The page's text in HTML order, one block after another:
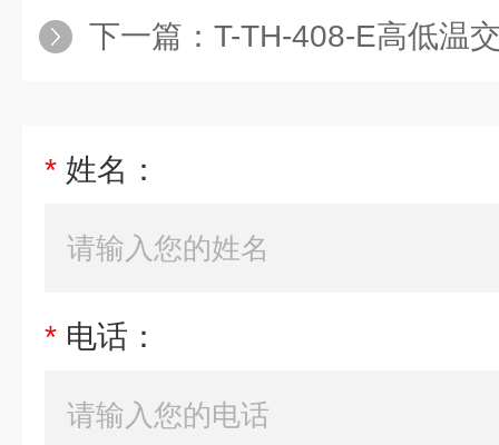
下一篇： T-TH-408-E高低温交变湿热
* 姓名：
* 电话：